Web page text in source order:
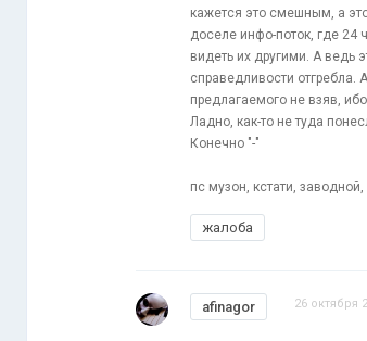
кажется это смешным, а
доселе инфо-поток, где 24
видеть их другими. А ведь
справедливости отгребла.
предлагаемого не взяв,
Ладно, как-то не туда
Конечно "-"
пс музон, кстати,
жалоба
afinagor 26 октября